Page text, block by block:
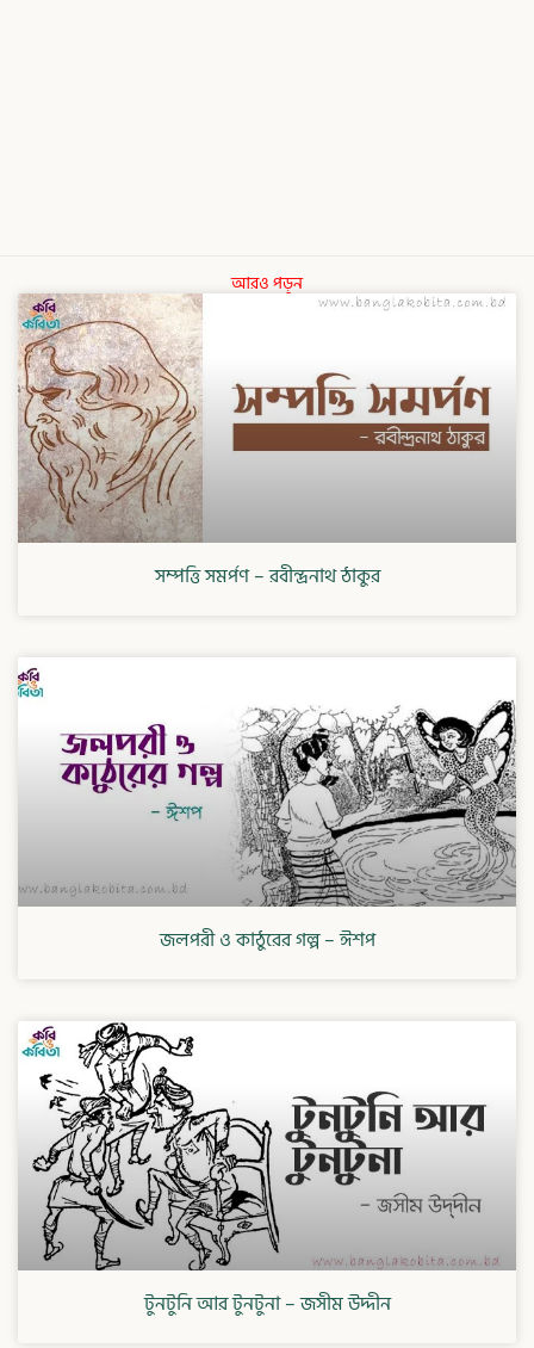
আরও পড়ুন
সম্পত্তি সমর্পণ – রবীন্দ্রনাথ ঠাকুর
জলপরী ও কাঠুরের গল্প – ঈশপ
টুনটুনি আর টুনটুনা – জসীম উদ্দীন